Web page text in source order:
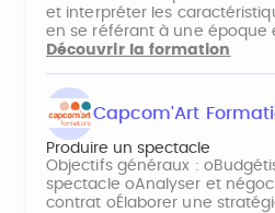
et interpréter les
en se référant à une époque
Découvrir la formation
Capcom'Art
Produire un spectacle
Objectifs généraux :
spectacle oAnalyser et
contrat oÉlaborer une